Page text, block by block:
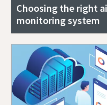
Choosing the right
monitoring system